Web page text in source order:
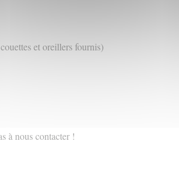
et oreillers fournis)
à nous contacter !